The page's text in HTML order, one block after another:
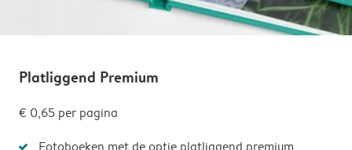
Platliggend Premium
€ 0,65 per pagina
Fotoboeken met de optie platliggend premium